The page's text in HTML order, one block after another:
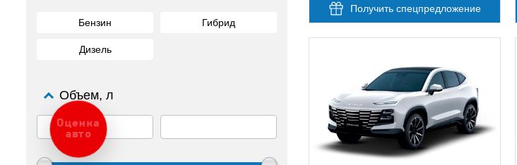
Бензин Гибрид
Дизель
Объем, л
Получить спецпредложение
Оценка
авто